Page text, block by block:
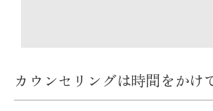
カウンセリングは時間をかけ